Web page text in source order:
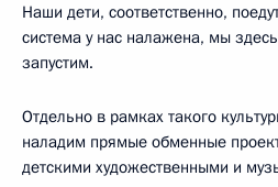
Наши дети, соответственно,
система у нас налажена, мы
запустим.
Отдельно в рамках такого
наладим прямые обменные
детскими художественными и